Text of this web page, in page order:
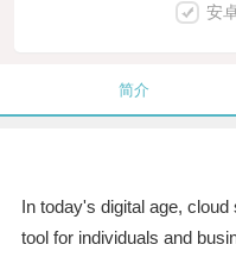
安
简介
In today's digital age,
tool for individuals and